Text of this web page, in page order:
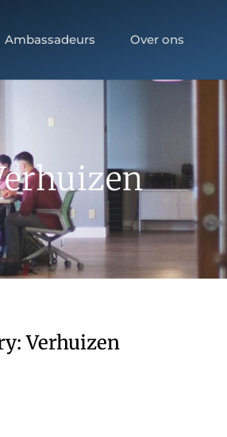
Ambassadeurs Over ons
Verhuizen